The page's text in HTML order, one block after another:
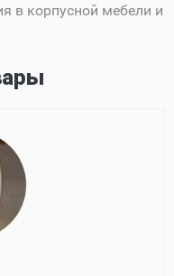
в корпусной мебели и